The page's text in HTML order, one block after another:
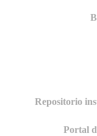
Repositorio
Portal